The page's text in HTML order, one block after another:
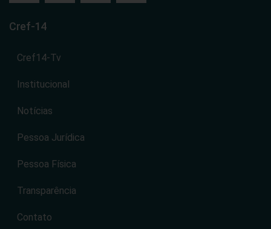
Cref-14
Cref14-Tv
Institucional
Notícias
Pessoa Jurídica
Pessoa Física
Transparência
Contato